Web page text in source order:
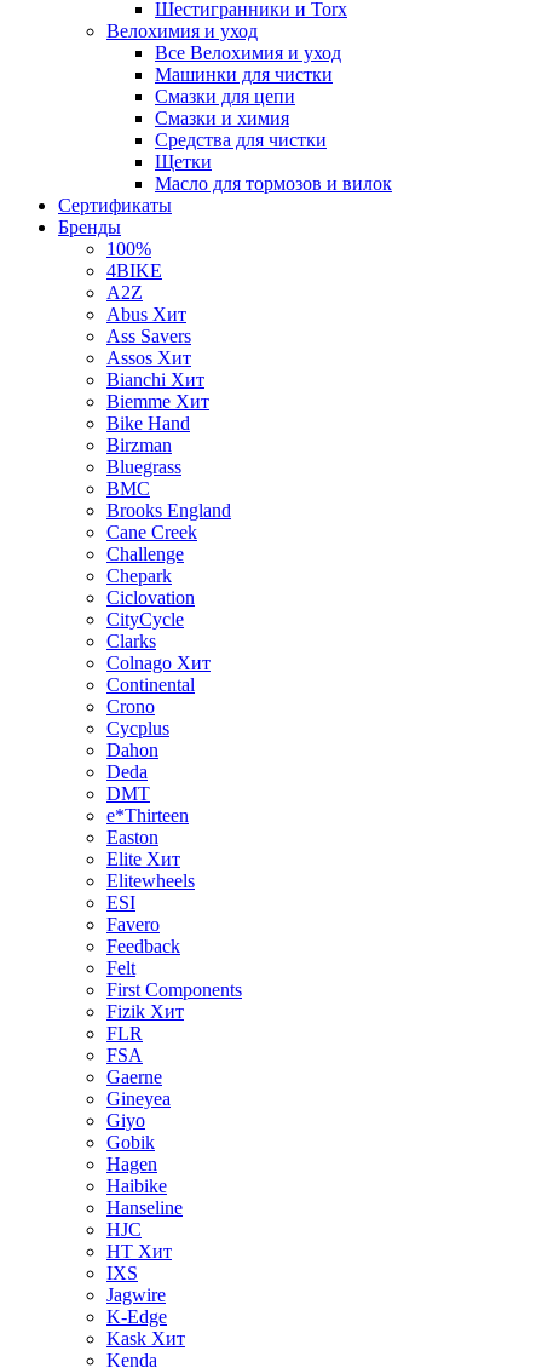
Шестигранники и Torx
Велохимия и уход
Все Велохимия и уход
Машинки для чистки
Смазки для цепи
Смазки и химия
Средства для чистки
Щетки
Масло для тормозов и вилок
Сертификаты
Бренды
100%
4BIKE
A2Z
Abus Хит
Ass Savers
Assos Хит
Bianchi Хит
Biemme Хит
Bike Hand
Birzman
Bluegrass
BMC
Brooks England
Cane Creek
Challenge
Chepark
Ciclovation
CityCycle
Clarks
Colnago Хит
Continental
Crono
Cycplus
Dahon
Deda
DMT
e*Thirteen
Easton
Elite Хит
Elitewheels
ESI
Favero
Feedback
Felt
First Components
Fizik Хит
FLR
FSA
Gaerne
Gineyea
Giyo
Gobik
Hagen
Haibike
Hanseline
HJC
HT Хит
IXS
Jagwire
K-Edge
Kask Хит
Kenda